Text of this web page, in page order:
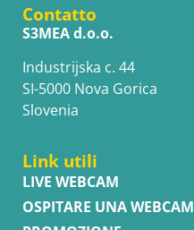
Contatto
S3MEA d.o.o.
Industrijska c. 44
SI-5000 Nova Gorica
Slovenia
Link utili
LIVE WEBCAM
OSPITARE UNA WEBCAM